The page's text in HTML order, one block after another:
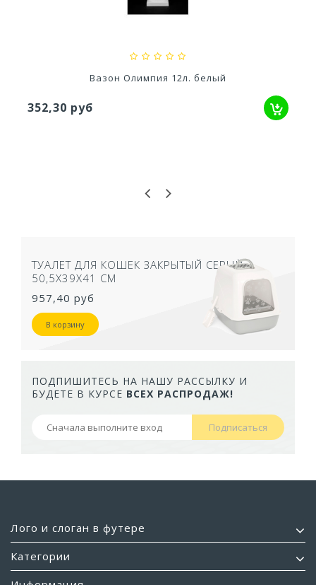
Вазон Олимпия 12л. белый
352,30 руб
ТУАЛЕТ ДЛЯ КОШЕК ЗАКРЫТЫЙ СЕРЫЙ
50,5Х39Х41 СМ
957,40 руб
В корзину
ПОДПИШИТЕСЬ НА НАШУ РАССЫЛКУ И
БУДЕТЕ В КУРСЕ ВСЕХ РАСПРОДАЖ!
Подписаться
Лого и слоган в футере
Категории